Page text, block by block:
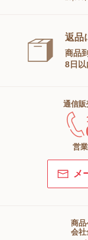
返品
商品
8日以
通信販
営
メ
商品
会社